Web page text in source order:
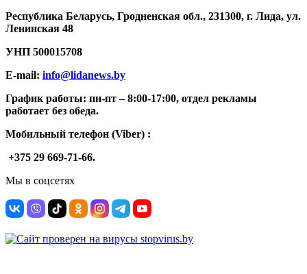
Республика Беларусь, Гродненская обл., 231300, г. Лида, ул.
Ленинская 48
УНП 500015708
E-mail: info@lidanews.by
График работы: пн-пт –8:00-17:00, отдел рекламы
работает без обеда.
Мобильный телефон (Viber) :
+375 29 669-71-66.
Мы в соцсетях